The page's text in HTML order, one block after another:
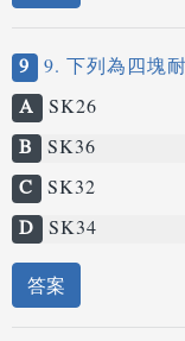
9 9. 下列為四塊
A SK26
B SK36
C SK32
D SK34
答案